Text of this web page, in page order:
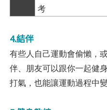
考
4.結伴
有些人自己運動會偷懶，
伴、朋友可以跟你一起健
打氣，也能讓運動過程中